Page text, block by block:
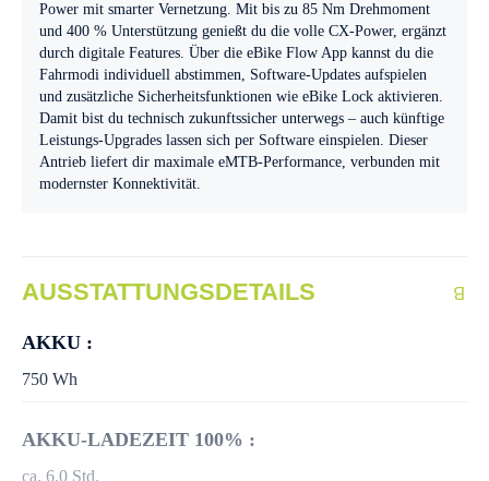
Power mit smarter Vernetzung. Mit bis zu 85 Nm Drehmoment
und 400 % Unterstützung genießt du die volle CX-Power, ergänzt
durch digitale Features. Über die eBike Flow App kannst du die
Fahrmodi individuell abstimmen, Software-Updates aufspielen
und zusätzliche Sicherheitsfunktionen wie eBike Lock aktivieren.
Damit bist du technisch zukunftssicher unterwegs – auch künftige
Leistungs-Upgrades lassen sich per Software einspielen. Dieser
Antrieb liefert dir maximale eMTB-Performance, verbunden mit
modernster Konnektivität.
AUSSTATTUNGSDETAILS
AKKU :
750 Wh
AKKU-LADEZEIT 100% :
ca. 6.0 Std.